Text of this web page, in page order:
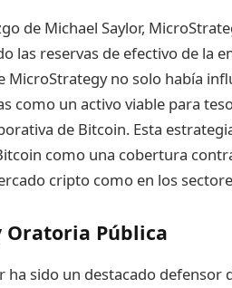
de Michael Saylor,
las reservas de efectivo de la
MicroStrategy no solo había
como un activo viable para
de Bitcoin. Esta
como una cobertura
cripto como en los
Oratoria Pública
ha sido un destacado